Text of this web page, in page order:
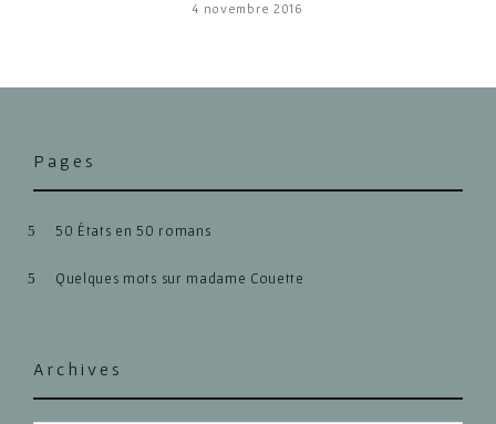
4 novembre 2016
Pages
50 États en 50 romans
Quelques mots sur madame Couette
Archives